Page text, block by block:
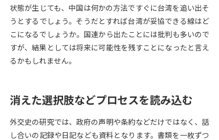
新増設大学・学部・学科特集
国際・グローバルに強い大学特
データサイエンス特集 奨学金・特待生制度特集
デジタルパンフレット
（高3生用）
（高2生用）
SELFBRAND特集ページ
状態が生じても、中国は何かの方法ですぐに台湾を追い出そ
うとするでしょう。そうだとすれば台湾が妥協できる線はど
こになるでしょうか。国連から出たことには批判も多いので
すが、結果としては将来に可能性を残すことになったと言え
るかもしれません。
消えた選択肢などプロセスを読み込む
外交史の研究では、政府の声明や条約などだけではなく、話
し合いの記録や日記なども資料となります。書類を一枚ずつ